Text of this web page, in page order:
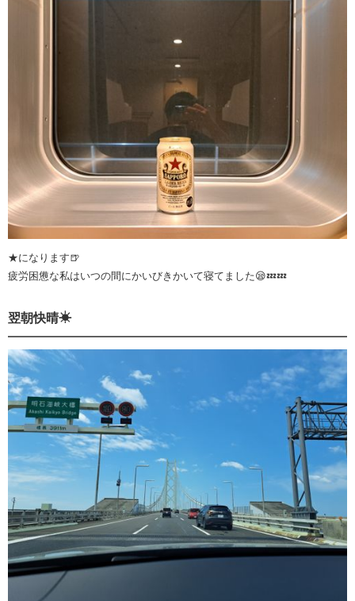
★になります🍺
疲労困憊な私はいつの間にかいびきかいて寝てました😪💤💤
翌朝快晴☀